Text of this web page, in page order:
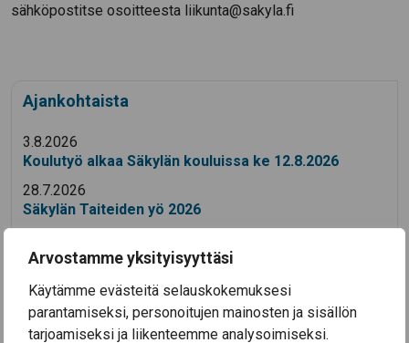
Arvostamme yksityisyyttäsi
Käytämme evästeitä selauskokemuksesi
parantamiseksi, personoitujen mainosten ja sisällön
tarjoamiseksi ja liikenteemme analysoimiseksi.
sähköpostitse osoitteesta liikunta@sakyla.fi
Ajankohtaista
3.8.2026
Koulutyö alkaa Säkylän kouluissa ke 12.8.2026
28.7.2026
Säkylän Taiteiden yö 2026
Aineellisen avun kortteja on nyt haettavissa
Säkylässä (EU-ruokakortteja)
Kaikki uutiset